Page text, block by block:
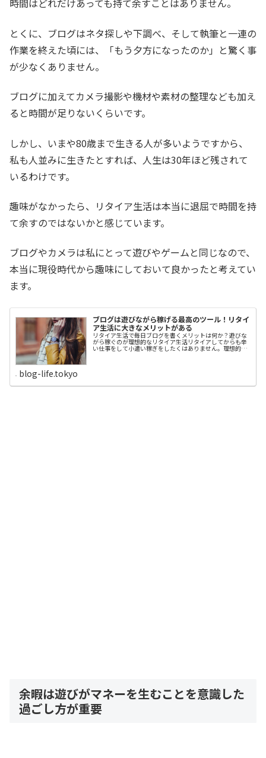
時間はどれだけあっても持て余すことはありません。
とくに、ブログはネタ探しや下調べ、そして執筆と一連の
作業を終えた頃には、「もう夕方になったのか」と驚く事
が少なくありません。
ブログに加えてカメラ撮影や機材や素材の整理なども加え
ると時間が足りないくらいです。
しかし、いまや80歳まで生きる人が多いようですから、
私も人並みに生きたとすれば、人生は30年ほど残されて
いるわけです。
趣味がなかったら、リタイア生活は本当に退屈で時間を持
て余すのではないかと感じています。
ブログやカメラは私にとって遊びやゲームと同じなので、
本当に現役時代から趣味にしておいて良かったと考えてい
ます。
ブログは遊びながら稼げる最高のツール！リタイ
ア生活に大きなメリットがある
リタイア生活で毎日ブログを書くメリットは何か？遊びな
がら稼ぐのが理想的なリタイア生活リタイアしてからも辛
い仕事をして小遣い稼ぎをしたくはありません。理想的な
道具と感じているのか、その理由を分かり易く説明したい
blog-life.tokyo
余暇は遊びがマネーを生むことを意識した
過ごし方が重要